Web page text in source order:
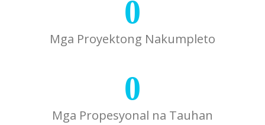
0
Mga Proyektong Nakumpleto
0
Mga Propesyonal na Tauhan